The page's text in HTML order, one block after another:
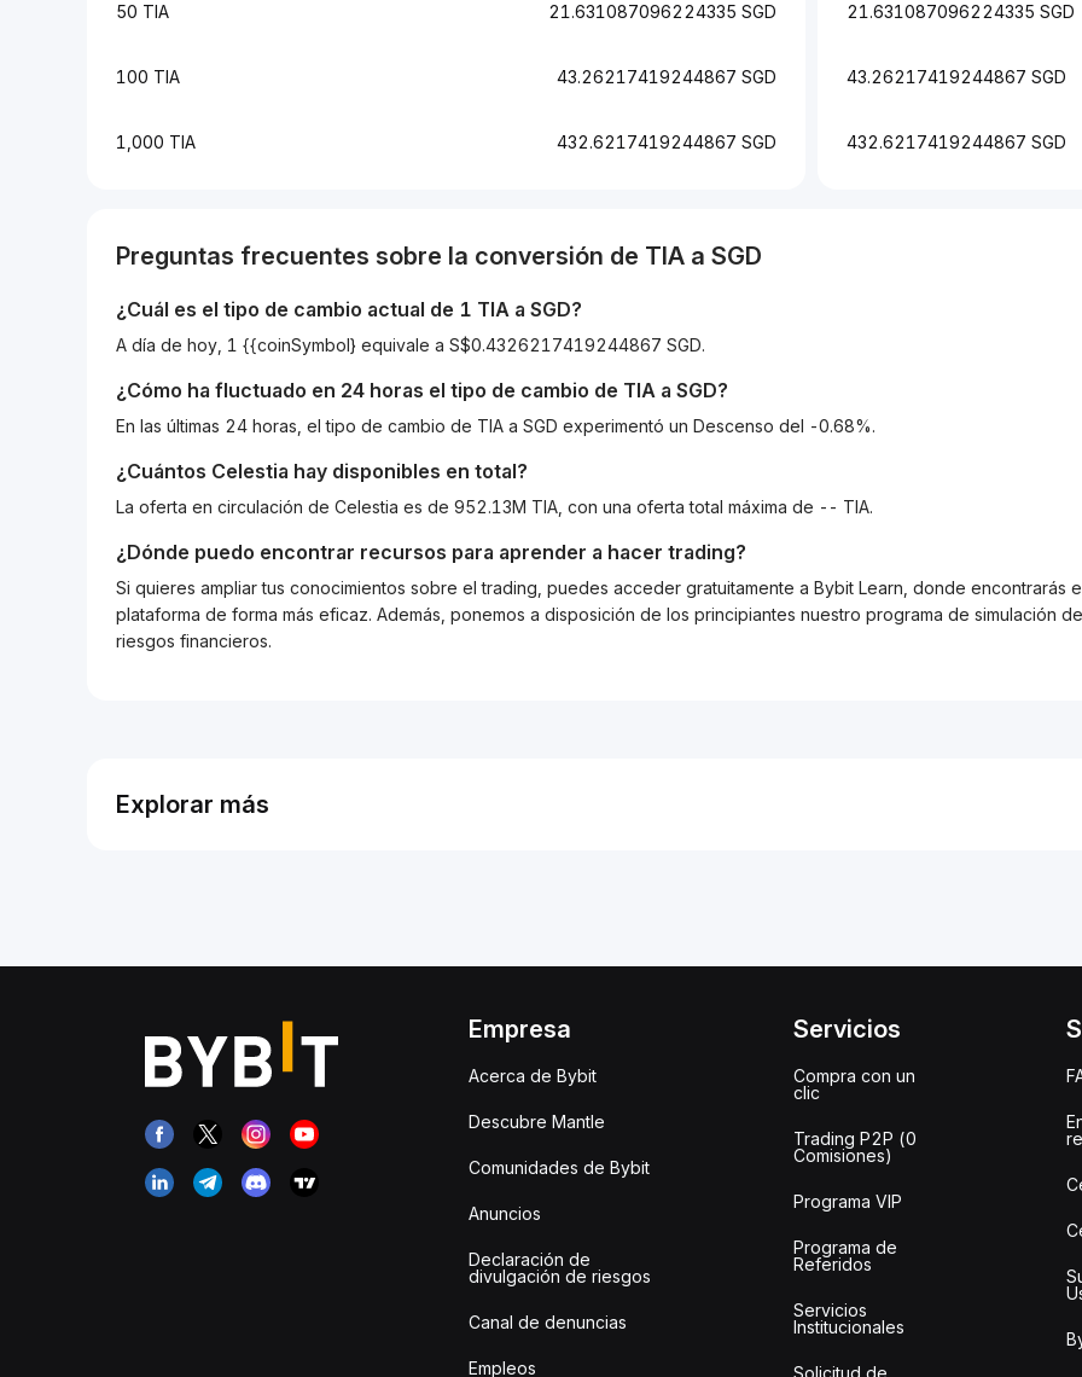
50 TIA 21.631087096224335 SGD
100 TIA 43.26217419244867 SGD
1,000 TIA 432.6217419244867 SGD
21.631087096224335 SGD
43.26217419244867 SGD
432.6217419244867 SGD
Preguntas frecuentes sobre la conversión de TIA a SGD
¿Cuál es el tipo de cambio actual de 1 TIA a SGD?
A día de hoy, 1 {{coinSymbol} equivale a S$0.4326217419244867 SGD.
¿Cómo ha fluctuado en 24 horas el tipo de cambio de TIA a SGD?
En las últimas 24 horas, el tipo de cambio de TIA a SGD experimentó un Descenso del -0.68%.
¿Cuántos Celestia hay disponibles en total?
La oferta en circulación de Celestia es de 952.13M TIA, con una oferta total máxima de -- TIA.
¿Dónde puedo encontrar recursos para aprender a hacer trading?
Si quieres ampliar tus conocimientos sobre el trading, puedes acceder gratuitamente a Bybit Learn, donde encontrarás
plataforma de forma más eficaz. Además, ponemos a disposición de los principiantes nuestro programa de simulación
riesgos financieros.
Explorar más
Empresa
Acerca de Bybit
Descubre Mantle
Comunidades de Bybit
Anuncios
Declaración de
divulgación de riesgos
Canal de denuncias
Empleos
Servicios
Compra con un
clic
Trading P2P (0
Comisiones)
Programa VIP
Programa de
Referidos
Servicios
Institucionales
Solicitud de